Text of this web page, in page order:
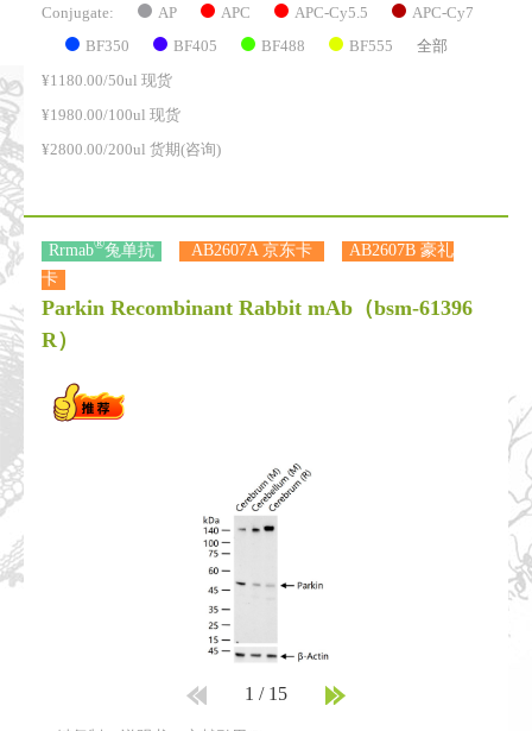
Conjugate: AP APC APC-Cy5.5 APC-Cy7
BF350 BF405 BF488 BF555 全部
¥1180.00/50ul 现货
¥1980.00/100ul 现货
¥2800.00/200ul 货期(咨询)
Rrmab®兔单抗 AB2607A 京东卡
AB2607B 豪礼
卡
Parkin Recombinant Rabbit mAb （bsm-61396
R）
1 / 15